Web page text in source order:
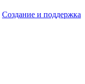
Создание и поддержка